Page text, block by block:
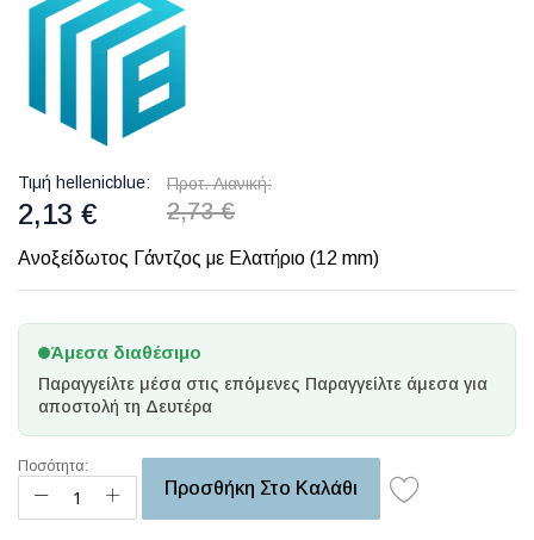
Τιμή hellenicblue
2,13 €
Προτ. Λιανική
2,73 €
Ανοξείδωτος Γάντζος με Ελατήριο (12 mm)
Άμεσα διαθέσιμο
Παραγγείλτε μέσα στις επόμενες Παραγγείλτε άμεσα για
αποστολή τη Δευτέρα
Ποσότητα:
Προσθήκη Στο Καλάθι